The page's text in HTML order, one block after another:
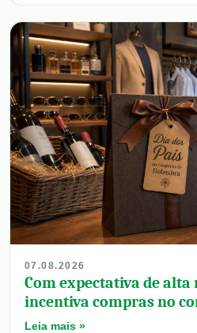
07.08.2026
Com expectativa de alta
incentiva compras no
Leia mais »